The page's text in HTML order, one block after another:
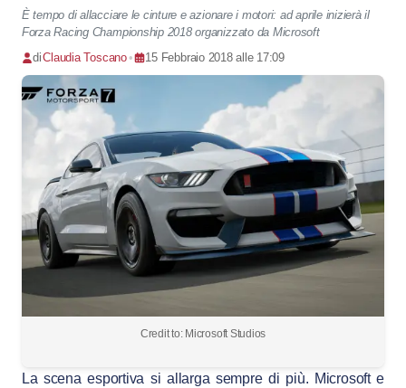
È tempo di allacciare le cinture e azionare i motori: ad aprile inizierà il
Forza Racing Championship 2018 organizzato da Microsoft
diClaudia Toscano • 15 Febbraio 2018 alle 17:09
Credit to: Microsoft Studios
La scena esportiva si allarga sempre di più. Microsoft e